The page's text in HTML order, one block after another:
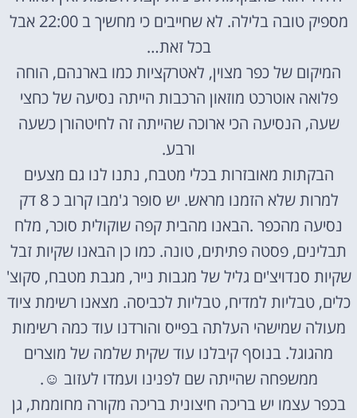
מספיק טובה בלילה. לא שחייבים כי מחשיך ב 22:00 אבל
בכל זאת…
המיקום של כפר מצוין, לאטרקציות כמו בארנהם, הוחה
פלואה אוטרכט מוזאון הרכבות הייתה נסיעה של כחצי
שעה, הנסיעה הכי ארוכה שהייתה זה לחיטהורן כשעה
ורבע.
הבקתות מאובזרות בכלי מטבח, נתנו לנו גם מצעים
למרות שלא הזמנו מראש. יש סופר ג'מבו קרוב כ 8 דק
נסיעה מהכפר .הבאנו מהבית קפה שוקולית סוכר, מלח
תבלינים, פסטה פתיתים, טונה. כמו כן הבאנו שקיות זבל
שקיות סנדויצ'ים גליל של מגבות נייר, מגבת מטבח, סקוצ'
כלים, טבליות למדיח, טבליות לכביסה. מצאנו רשימת ציוד
מעולה שמישהי העלתה בפייס והורדנו עוד כמה רשימות
מהגוגל. בנוסף קיבלנו עוד שקית שלמה של מוצרים
ממשפחה שהייתה שם לפנינו ועמדו לעזוב ☺
.
בכפר עצמו יש בריכה חיצונית בריכה מקורה מחוממת, גן